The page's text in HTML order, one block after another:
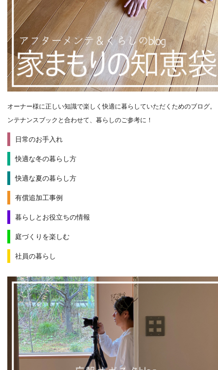
オーナー様に正しい知識で楽しく快適に暮らしていただくためのブログ。
ンテナンスブックと合わせて、暮らしのご参考に！
日常のお手入れ
快適な冬の暮らし方
快適な夏の暮らし方
有償追加工事例
暮らしとお役立ちの情報
庭づくりを楽しむ
社員の暮らし